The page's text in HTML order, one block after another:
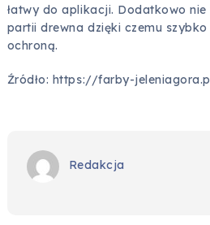
łatwy do aplikacji. Dodatkowo nie
partii drewna dzięki czemu
ochroną.
Źródło: https://farby-
Redakcja